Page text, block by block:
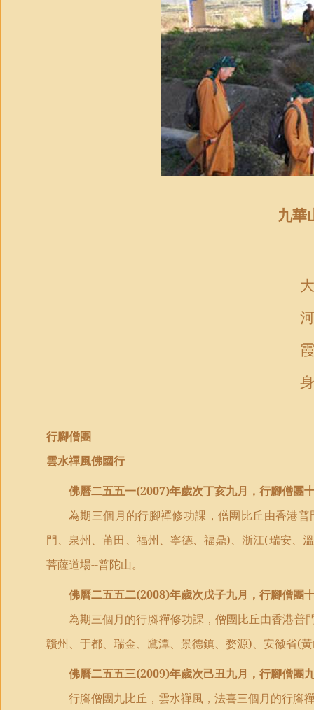
九華
行腳僧團
雲水禪風佛國行
佛曆二五五一(2007)年歲次丁亥九月，行腳僧團
為期三個月的行腳禪修功課，僧團比丘由香港
門、泉州、莆田、福州、寧德、福鼎)、浙江(瑞安、
菩薩道場--普陀山。
佛曆二五五二(2008)年歲次戊子九月，行腳僧團
為期三個月的行腳禪修功課，僧團比丘由香港普
贛州、于都、瑞金、鷹潭、景德鎮、婺源)、安徽省(
佛曆二五五三(2009)年歲次己丑九月，行腳僧團
行腳僧團九比丘，雲水禪風，法喜三個月的行腳